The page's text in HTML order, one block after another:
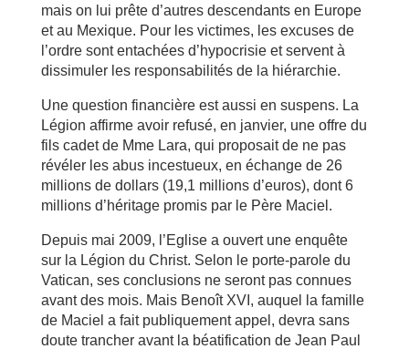
mais on lui prête d’autres descendants en Europe
et au Mexique. Pour les victimes, les excuses de
l’ordre sont entachées d’hypocrisie et servent à
dissimuler les responsabilités de la hiérarchie.
Une question financière est aussi en suspens. La
Légion affirme avoir refusé, en janvier, une offre du
fils cadet de Mme Lara, qui proposait de ne pas
révéler les abus incestueux, en échange de 26
millions de dollars (19,1 millions d’euros), dont 6
millions d’héritage promis par le Père Maciel.
Depuis mai 2009, l’Eglise a ouvert une enquête
sur la Légion du Christ. Selon le porte-parole du
Vatican, ses conclusions ne seront pas connues
avant des mois. Mais Benoît XVI, auquel la famille
de Maciel a fait publiquement appel, devra sans
doute trancher avant la béatification de Jean Paul